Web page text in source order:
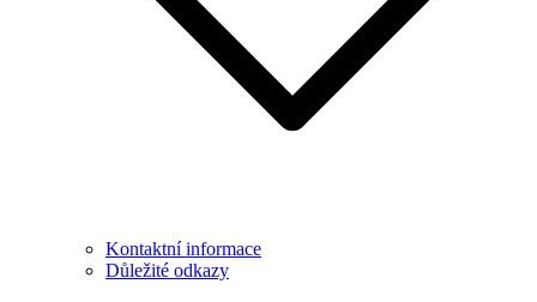
Kontaktní informace
Důležité odkazy